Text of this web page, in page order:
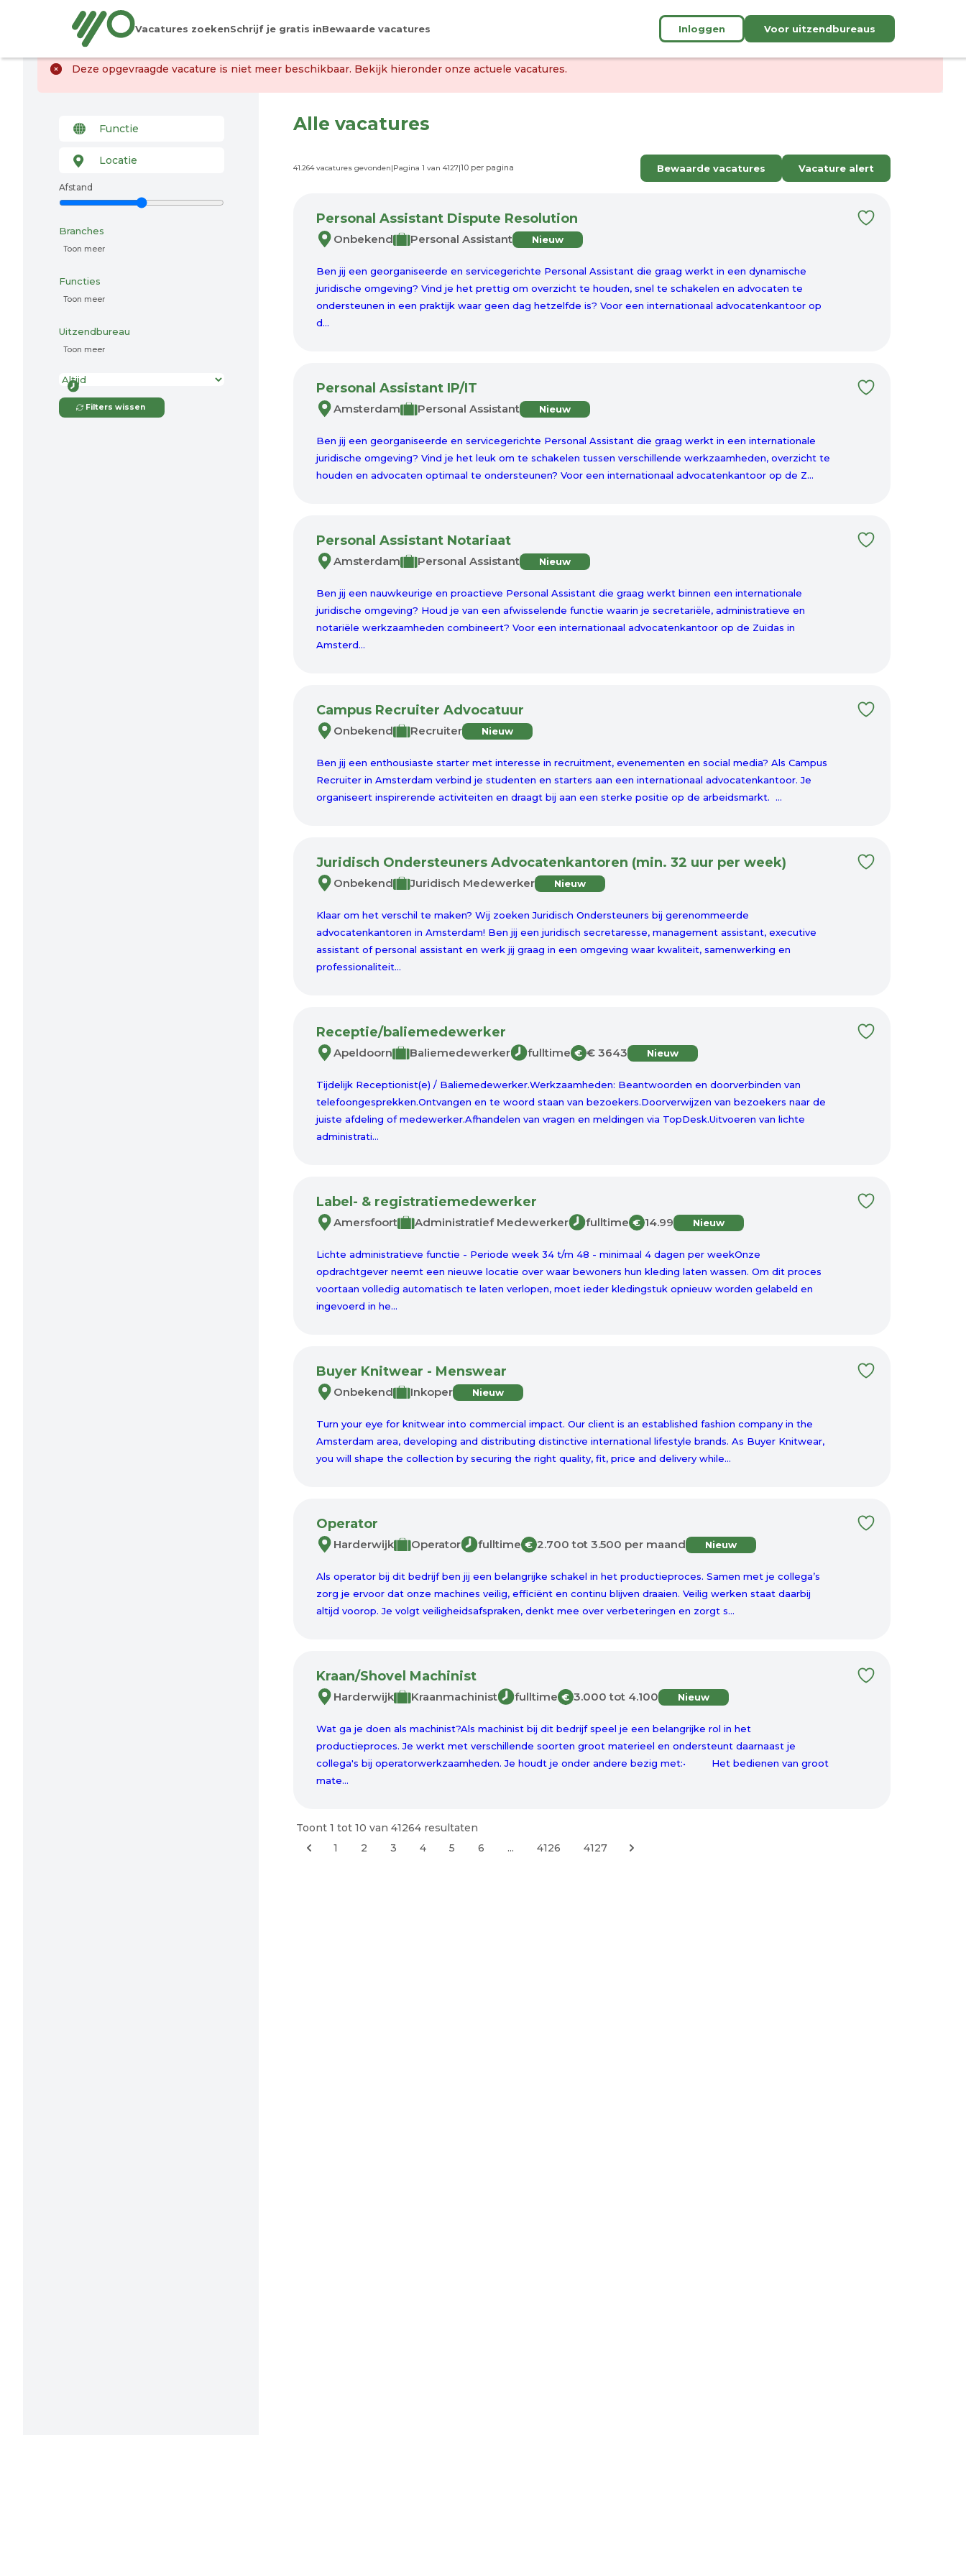
Vacatures zoekenSchrijf je gratis inBewaarde vacatures Inloggen Voor uitzendbureaus
Deze opgevraagde vacature is niet meer beschikbaar. Bekijk hieronder onze actuele vacatures.
Afstand
Branches
Toon meer
Functies
Toon meer
Uitzendbureau
Toon meer
Filters wissen
Alle vacatures
41.264 vacatures gevonden|Pagina 1 van 4127| Bewaarde vacatures Vacature alert
Personal Assistant Dispute Resolution
Onbekend Personal Assistant Nieuw
Ben jij een georganiseerde en servicegerichte Personal Assistant die graag werkt in een dynamische
juridische omgeving? Vind je het prettig om overzicht te houden, snel te schakelen en advocaten te
ondersteunen in een praktijk waar geen dag hetzelfde is? Voor een internationaal advocatenkantoor op
d...
Personal Assistant IP/IT
Amsterdam Personal Assistant Nieuw
Ben jij een georganiseerde en servicegerichte Personal Assistant die graag werkt in een internationale
juridische omgeving? Vind je het leuk om te schakelen tussen verschillende werkzaamheden, overzicht te
houden en advocaten optimaal te ondersteunen? Voor een internationaal advocatenkantoor op de Z...
Personal Assistant Notariaat
Amsterdam Personal Assistant Nieuw
Ben jij een nauwkeurige en proactieve Personal Assistant die graag werkt binnen een internationale
juridische omgeving? Houd je van een afwisselende functie waarin je secretariële, administratieve en
notariële werkzaamheden combineert? Voor een internationaal advocatenkantoor op de Zuidas in
Amsterd...
Campus Recruiter Advocatuur
Onbekend Recruiter Nieuw
Ben jij een enthousiaste starter met interesse in recruitment, evenementen en social media? Als Campus
Recruiter in Amsterdam verbind je studenten en starters aan een internationaal advocatenkantoor. Je
organiseert inspirerende activiteiten en draagt bij aan een sterke positie op de arbeidsmarkt. ...
Juridisch Ondersteuners Advocatenkantoren (min. 32 uur per week)
Onbekend Juridisch Medewerker Nieuw
Klaar om het verschil te maken? Wij zoeken Juridisch Ondersteuners bij gerenommeerde
advocatenkantoren in Amsterdam! Ben jij een juridisch secretaresse, management assistant, executive
assistant of personal assistant en werk jij graag in een omgeving waar kwaliteit, samenwerking en
professionaliteit...
Receptie/baliemedewerker
Apeldoorn Baliemedewerker fulltime € € 3643 Nieuw
Tijdelijk Receptionist(e) / Baliemedewerker.Werkzaamheden: Beantwoorden en doorverbinden van
telefoongesprekken.Ontvangen en te woord staan van bezoekers.Doorverwijzen van bezoekers naar de
juiste afdeling of medewerker.Afhandelen van vragen en meldingen via TopDesk.Uitvoeren van lichte
administrati...
Label- & registratiemedewerker
Amersfoort Administratief Medewerker fulltime € 14.99 Nieuw
Lichte administratieve functie - Periode week 34 t/m 48 - minimaal 4 dagen per weekOnze
opdrachtgever neemt een nieuwe locatie over waar bewoners hun kleding laten wassen. Om dit proces
voortaan volledig automatisch te laten verlopen, moet ieder kledingstuk opnieuw worden gelabeld en
ingevoerd in he...
Buyer Knitwear - Menswear
Onbekend Inkoper Nieuw
Turn your eye for knitwear into commercial impact. Our client is an established fashion company in the
Amsterdam area, developing and distributing distinctive international lifestyle brands. As Buyer Knitwear,
you will shape the collection by securing the right quality, fit, price and delivery while...
Operator
Harderwijk Operator fulltime € 2.700 tot 3.500 per maand Nieuw
Als operator bij dit bedrijf ben jij een belangrijke schakel in het productieproces. Samen met je collega’s
zorg je ervoor dat onze machines veilig, efficiënt en continu blijven draaien. Veilig werken staat daarbij
altijd voorop. Je volgt veiligheidsafspraken, denkt mee over verbeteringen en zorgt s...
Kraan/Shovel Machinist
Harderwijk Kraanmachinist fulltime € 3.000 tot 4.100 Nieuw
Wat ga je doen als machinist?Als machinist bij dit bedrijf speel je een belangrijke rol in het
productieproces. Je werkt met verschillende soorten groot materieel en ondersteunt daarnaast je
collega's bij operatorwerkzaamheden. Je houdt je onder andere bezig met:• Het bedienen van groot
mate...
Toont 1 tot 10 van 41264 resultaten
1
2 3 4 5 6 ... 4126 4127